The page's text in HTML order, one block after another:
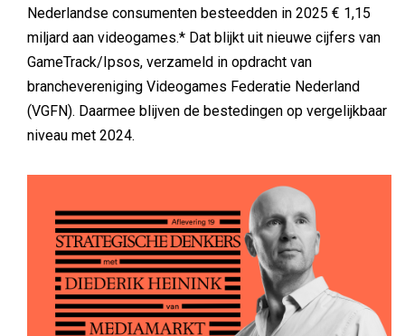
Nederlandse consumenten besteedden in 2025 € 1,15
miljard aan videogames.* Dat blijkt uit nieuwe cijfers van
GameTrack/Ipsos, verzameld in opdracht van
branchevereniging Videogames Federatie Nederland
(VGFN). Daarmee blijven de bestedingen op vergelijkbaar
niveau met 2024.